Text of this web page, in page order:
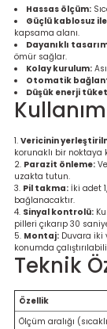
Cihazı
Cihazı
Hassas ölçüm:
Güçlü kablosuz
kapsama alanı.
Dayanıklı
ömür sağlar.
Kolay kurulum:
Otomatik
Düşük enerji
Vericinin
korunaklı bir noktaya
Parazit önleme:
uzakta tutun.
Pil takma: İki adet
bağlanacaktır.
Sinyal kontrolü:
pilleri çıkarıp 30
Montaj: Duvara iki
konumda
Teknik
Özellik
Ölçüm aralığı